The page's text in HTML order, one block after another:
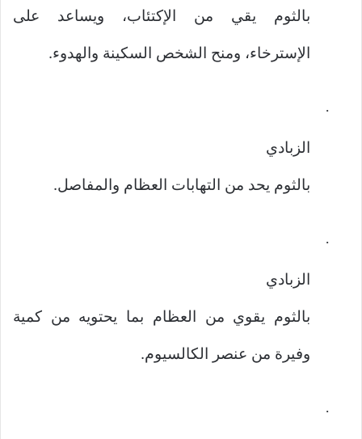
بالثوم يقي من الإكتئاب، ويساعد على
الإسترخاء، ومنح الشخص السكينة والهدوء.
·
الزبادي
بالثوم يحد من التهابات العظام والمفاصل.
·
الزبادي
بالثوم يقوي من العظام بما يحتويه من كمية
وفيرة من عنصر الكالسيوم.
·